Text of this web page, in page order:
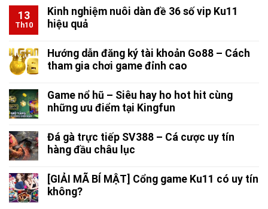
13
Th10
Kinh nghiệm nuôi dàn đề 36 số vip Ku11
hiệu quả
Hướng dẫn đăng ký tài khoản Go88 – Cách
tham gia chơi game đỉnh cao
Game nổ hũ – Siêu hay ho hot hit cùng
những ưu điểm tại Kingfun
Đá gà trực tiếp SV388 – Cá cược uy tín
hàng đầu châu lục
[GIẢI MÃ BÍ MẬT] Cổng game Ku11 có uy tín
không?